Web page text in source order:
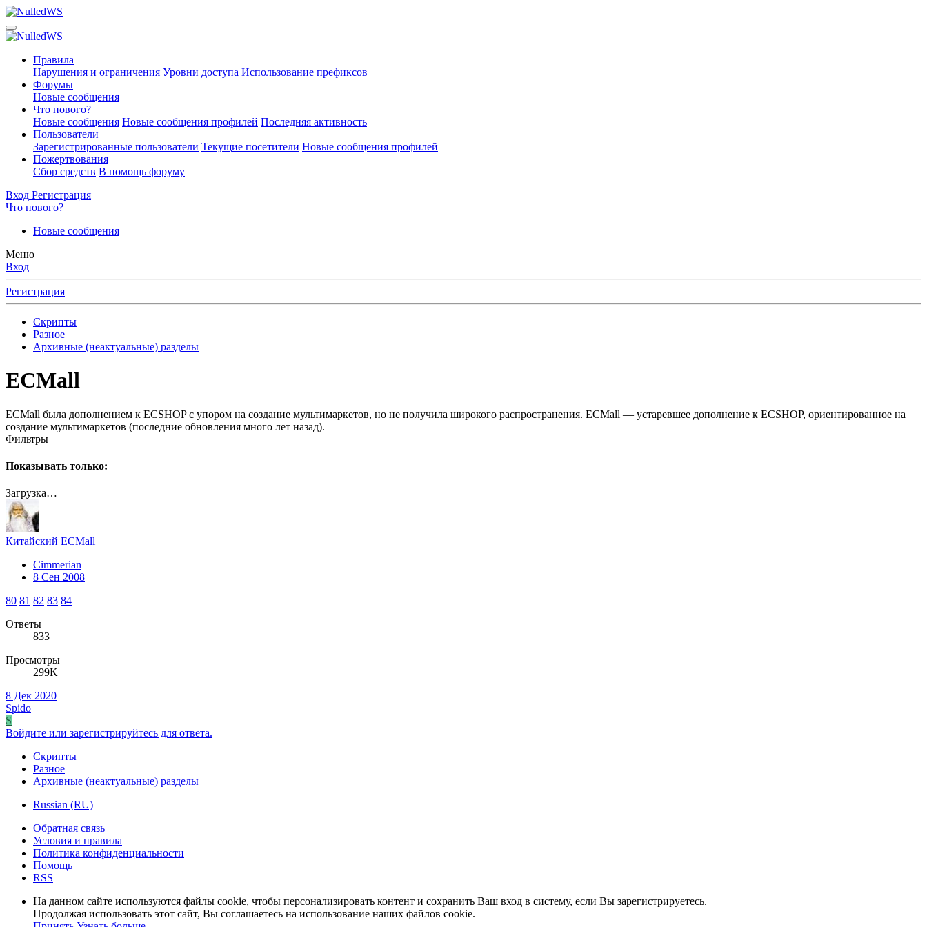
Правила
Нарушения и ограничения Уровни доступа Использование префиксов
Форумы
Новые сообщения
Что нового?
Новые сообщения Новые сообщения профилей Последняя активность
Пользователи
Зарегистрированные пользователи Текущие посетители Новые сообщения профилей
Пожертвования
Сбор средств В помощь форуму
Вход Регистрация
Что нового?
Новые сообщения
Меню
Вход
Регистрация
Скрипты
Разное
Архивные (неактуальные) разделы
ECMall
ECMall была дополнением к ECSHOP с упором на создание мультимаркетов, но не получила широкого распространения. ECMall — устаревшее дополнение к ECSHOP, ориентированное на
создание мультимаркетов (последние обновления много лет назад).
Фильтры
Показывать только:
Загрузка…
Китайский ECMall
Cimmerian
8 Сен 2008
80 81 82 83 84
Ответы
833
Просмотры
299K
8 Дек 2020
Spido
S
Войдите или зарегистрируйтесь для ответа.
Скрипты
Разное
Архивные (неактуальные) разделы
Russian (RU)
Обратная связь
Условия и правила
Политика конфиденциальности
Помощь
RSS
На данном сайте используются файлы cookie, чтобы персонализировать контент и сохранить Ваш вход в систему, если Вы зарегистрируетесь.
Продолжая использовать этот сайт, Вы соглашаетесь на использование наших файлов cookie.